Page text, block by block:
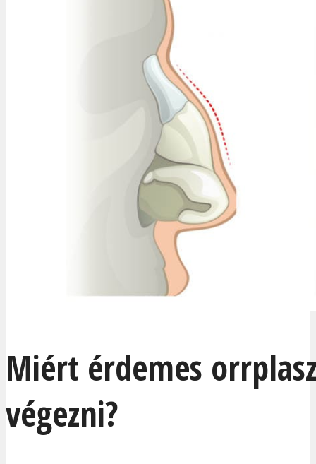
Miért érdemes
végezni?